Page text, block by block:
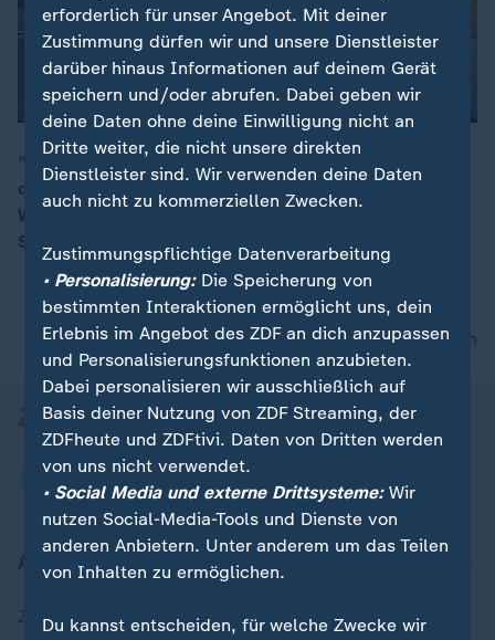
00:16
"Die maßlose und fast grenzenlose Migrationspolitik
der Ampel, hat die AfD etwa verdoppelt in den
Werten", sagt Alexander Throm, der innenpolitische
Sprecher der Unionsfraktion.
nach oben
Aktuell bei ZDFheute
Zuletzt veröffentlicht
erforderlich für unser Angebot. Mit deiner
Zustimmung dürfen wir und unsere Dienstleister
darüber hinaus Informationen auf deinem Gerät
speichern und/oder abrufen. Dabei geben wir
deine Daten ohne deine Einwilligung nicht an
Dritte weiter, die nicht unsere direkten
Dienstleister sind. Wir verwenden deine Daten
auch nicht zu kommerziellen Zwecken.
Zustimmungspflichtige Datenverarbeitung
• Personalisierung:Die Speicherung von
bestimmten Interaktionen ermöglicht uns, dein
Erlebnis im Angebot des ZDF an dich anzupassen
und Personalisierungsfunktionen anzubieten.
Dabei personalisieren wir ausschließlich auf
Basis deiner Nutzung von ZDF Streaming, der
ZDFheute und ZDFtivi. Daten von Dritten werden
von uns nicht verwendet.
• Social Media und externe Drittsysteme:Wir
nutzen Social-Media-Tools und Dienste von
anderen Anbietern. Unter anderem um das Teilen
von Inhalten zu ermöglichen.
Du kannst entscheiden, für welche Zwecke wir